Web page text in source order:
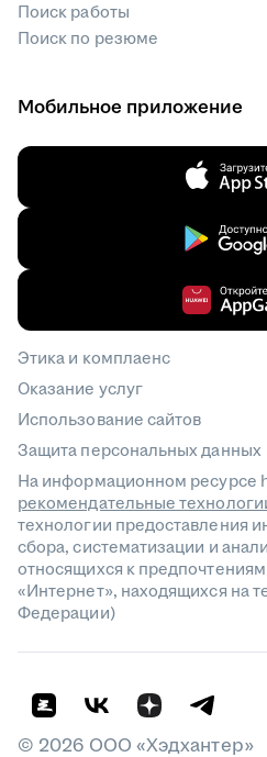
Поиск работы
Поиск по резюме
Мобильное приложение
Этика и комплаенс
Оказание услуг
Использование сайтов
Защита персональных данных
На информационном ресурсе
рекомендательные
технологии предоставления
сбора, систематизации и
относящихся к
«Интернет», находящихся на
Федерации)
© 2026 ООО «Хэдхантер»